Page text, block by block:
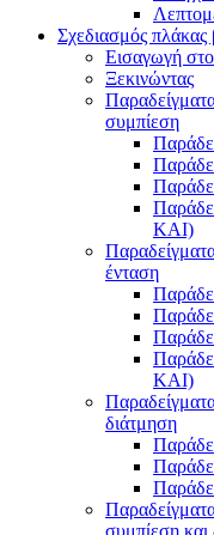
Σχεδιασμός
Εισαγωγή
Ξεκινώντας
συμπίεση
ΚΑΙ)
ένταση
ΚΑΙ)
διάτμηση